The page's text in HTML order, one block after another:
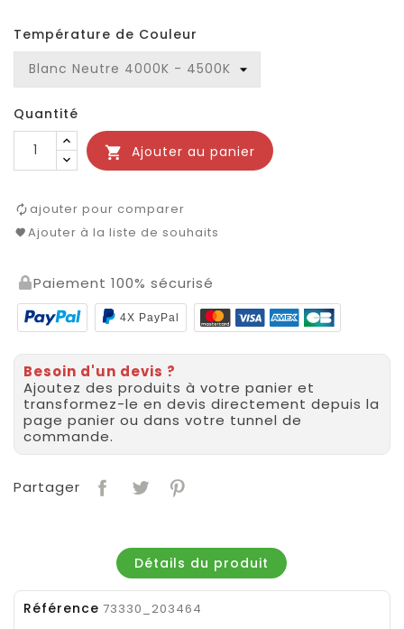
Température de Couleur
Quantité
 Ajouter au panier
ajouter pour comparer
Ajouter à la liste de souhaits
Paiement 100% sécurisé
4X PayPal
Besoin d'un devis ?
Ajoutez des produits à votre panier et
transformez-le en devis directement depuis la
page panier ou dans votre tunnel de
commande.
Partager
Détails du produit
Référence 73330_203464